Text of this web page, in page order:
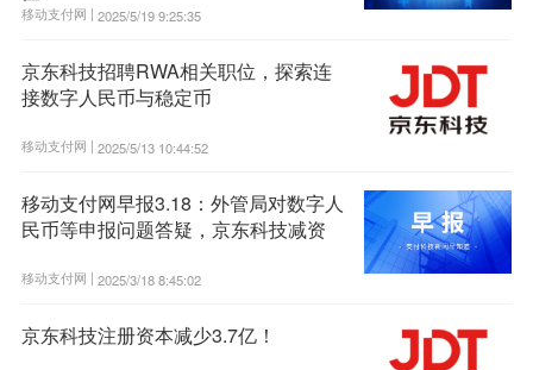
移动支付网 | 2025/5/19 9:25:35
京东科技招聘RWA相关职位，探索连
接数字人民币与稳定币
移动支付网 | 2025/5/13 10:44:52
移动支付网早报3.18：外管局对数字人
民币等申报问题答疑，京东科技减资
移动支付网 | 2025/3/18 8:45:02
京东科技注册资本减少3.7亿！